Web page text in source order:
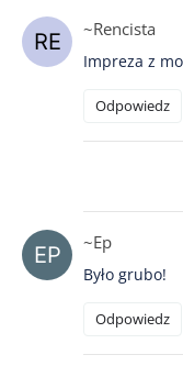
~Rencista
Impreza z
Odpowiedz
~Ep
Było grubo!
Odpowiedz